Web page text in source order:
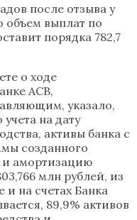
после отзыва у
объем выплат по
порядка 782,7
о ходе
АСВ,
указало,
на дату
активы банка с
созданного
и амортизацию
млн рублей, из
и на счетах Банка
89,9% активов